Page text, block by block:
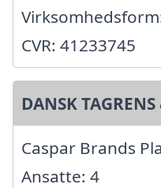
CVR: 41233745
DANSK
Caspar Brands
Ansatte: 4